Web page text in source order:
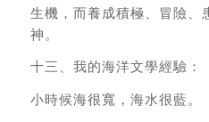
生機，而養成積極、冒險、
神。
十三、我的海洋文學經驗：
小時候海很寬，海水很藍。